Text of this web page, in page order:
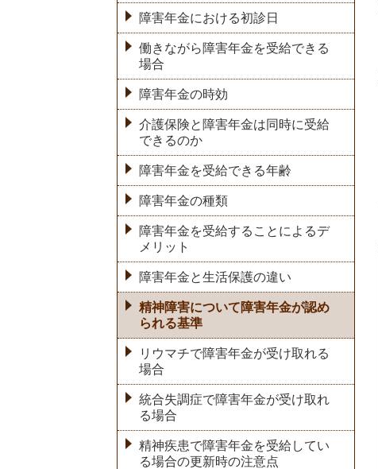
障害年金における初診日
働きながら障害年金を受給できる
場合
障害年金の時効
介護保険と障害年金は同時に受給
できるのか
障害年金を受給できる年齢
障害年金の種類
障害年金を受給することによるデ
メリット
障害年金と生活保護の違い
精神障害について障害年金が認め
られる基準
リウマチで障害年金が受け取れる
場合
統合失調症で障害年金が受け取れ
る場合
精神疾患で障害年金を受給してい
る場合の更新時の注意点